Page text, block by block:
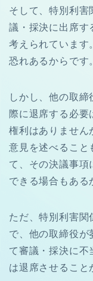
そして、特別利害
議・採決に出席す
考えられています
恐れあるからです
しかし、他の取
際に退席する必要
権利はありません
意見を述べること
て、その決議事項
できる場合もある
ただ、特別利害関
で、他の取締役が
て審議・採決に不
は退席させること